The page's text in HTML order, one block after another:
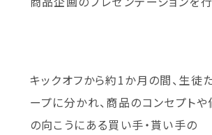
キックオフから約1か月の間、生徒
ープに分かれ、商品のコンセプトや
の向こうにある買い手・貰い手の